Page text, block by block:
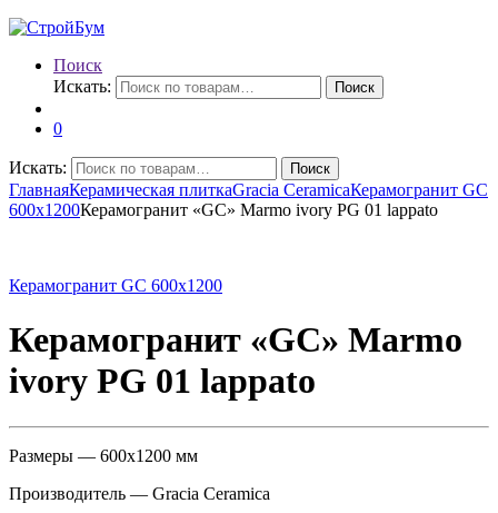
Поиск
Искать:
Поиск
0
Искать: Поиск
ГлавнаяКерамическая плиткаGracia CeramicaКерамогранит GC
600х1200Керамогранит «GC» Marmo ivory PG 01 lappato
Керамогранит GC 600х1200
Керамогранит «GC» Marmo
ivory PG 01 lappato
Размеры — 600х1200 мм
Производитель — Gracia Ceramica